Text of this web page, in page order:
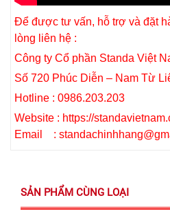
Để được tư vấn, hỗ trợ và đặt
lòng liên hệ :
Công ty Cổ phần Standa Việt
Số 720 Phúc Diễn – Nam Từ
Hotline : 0986.203.203
Website : https://
Email :
SẢN PHẨM CÙNG LOẠI